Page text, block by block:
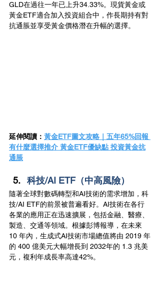
GLD在過往一年已上升34.33%。現貨黃金或
黃金ETF適合加入投資組合中，作長期持有對
抗通脹並享受黃金價格潛在升幅的選擇。
延伸閱讀： 黃金ETF圖文攻略｜五年65%回報
有什麼選擇推介 黃金ETF優缺點 投資黃金抗
通脹
科技/AI ETF（中高風險）
隨著全球對數碼轉型和AI技術的需求增加，科
技/AI ETF的前景被普遍看好。AI技術在各行
各業的應用正在迅速擴展，包括金融、醫療、
製造、交通等領域。根據彭博報導，在未來
10 年內，生成式AI技術市場總值將由 2019 年
的 400 億美元大幅增長到 2032年的 1.3 兆美
元，複利年成長率高達42%。